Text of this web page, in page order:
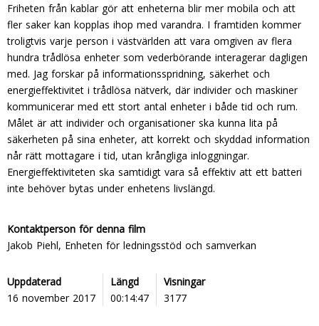
Friheten från kablar gör att enheterna blir mer mobila och att
fler saker kan kopplas ihop med varandra. I framtiden kommer
troligtvis varje person i västvärlden att vara omgiven av flera
hundra trådlösa enheter som vederbörande interagerar dagligen
med. Jag forskar på informationsspridning, säkerhet och
energieffektivitet i trådlösa nätverk, där individer och maskiner
kommunicerar med ett stort antal enheter i både tid och rum.
Målet är att individer och organisationer ska kunna lita på
säkerheten på sina enheter, att korrekt och skyddad information
når rätt mottagare i tid, utan krångliga inloggningar.
Energieffektiviteten ska samtidigt vara så effektiv att ett batteri
inte behöver bytas under enhetens livslängd.
Kontaktperson för denna film
Jakob Piehl, Enheten för ledningsstöd och samverkan
Uppdaterad
16 november 2017
Längd
00:14:47
Visningar
3177